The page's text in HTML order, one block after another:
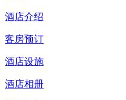
酒店介绍
客房预订
酒店设施
酒店相册